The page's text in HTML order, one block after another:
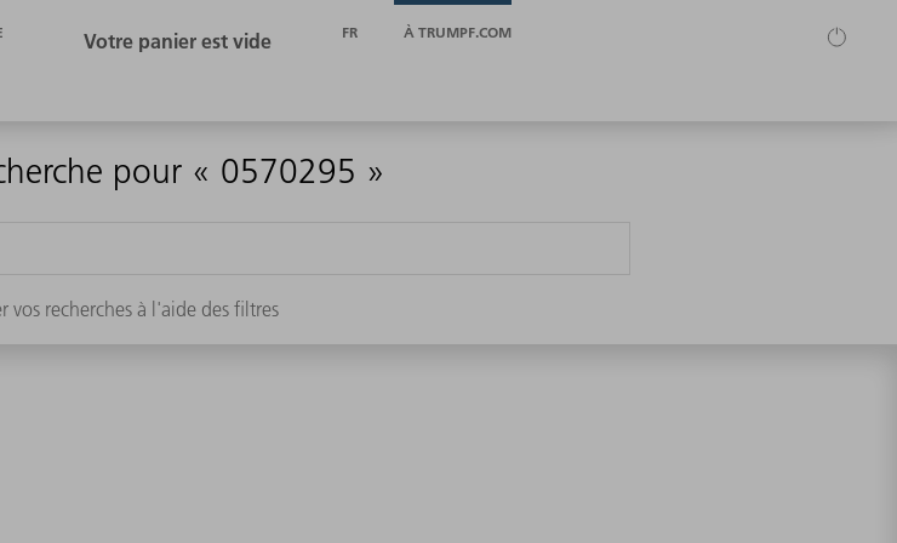
FR À TRUMPF.COM
pour « 0570295 »
vos recherches à l'aide des filtres